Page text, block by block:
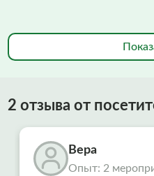
2 отзыва от
Вера
Опыт: 2